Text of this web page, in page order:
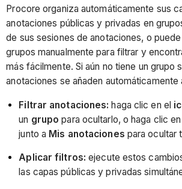
Procore organiza automáticamente sus
anotaciones públicas y privadas en
de sus sesiones de anotaciones, o
grupos manualmente para filtrar y
más fácilmente. Si aún no tiene un grupo
anotaciones se añaden automáticamente
Filtrar anotaciones: haga clic en el
un grupopara ocultarlo, o haga clic
junto a Mis anotaciones para ocultar
Aplicar filtros: ejecute estos
las capas públicas y privadas